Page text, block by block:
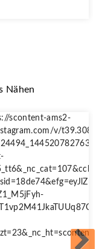
Nähen